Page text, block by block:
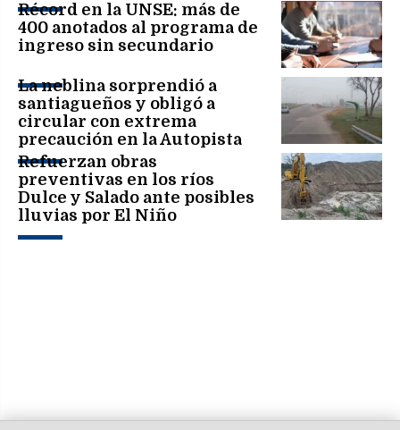
Récord en la UNSE: más de
400 anotados al programa de
ingreso sin secundario
La neblina sorprendió a
santiagueños y obligó a
circular con extrema
precaución en la Autopista
Refuerzan obras
preventivas en los ríos
Dulce y Salado ante posibles
lluvias por El Niño